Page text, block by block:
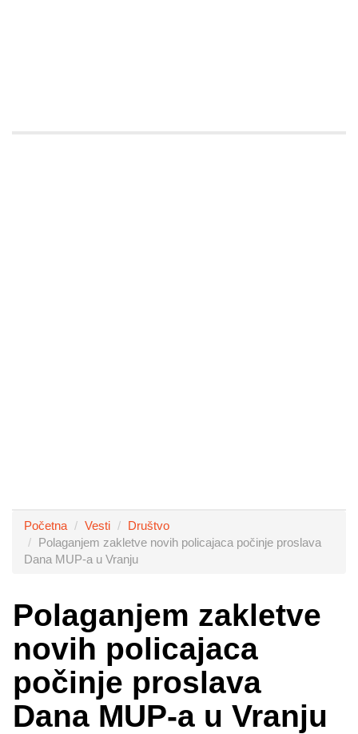
Početna Vesti
Društvo
Polaganjem zakletve novih policajaca počinje proslava
Dana MUP-a u Vranju
Polaganjem zakletve
novih policajaca
počinje proslava
Dana MUP-a u Vranju